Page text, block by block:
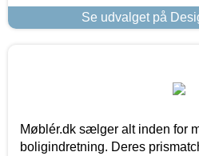
Se udvalget på
Møblér.dk sælger alt inden for
boligindretning. Deres